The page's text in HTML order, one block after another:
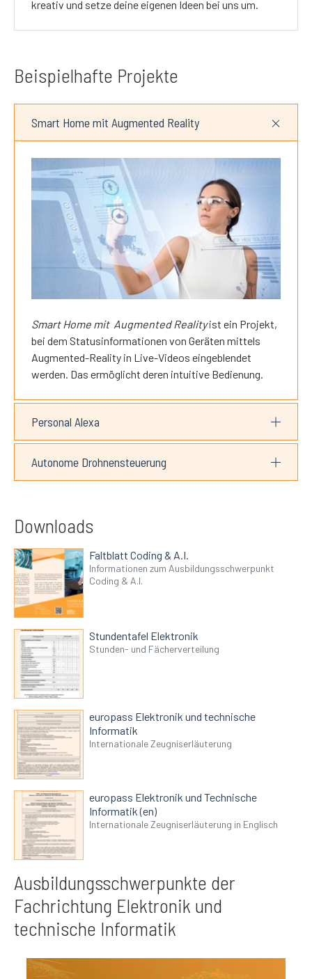
kreativ und setze deine eigenen Ideen bei uns um.
Beispielhafte Projekte
Smart Home mit Augmented Reality
Smart Home mit Augmented Realityist ein Projekt,
bei dem Statusinformationen von Geräten mittels
Augmented-Reality in Live-Videos eingeblendet
werden. Das ermöglicht deren intuitive Bedienung.
Personal Alexa
Autonome Drohnensteuerung
Downloads
Faltblatt Coding & A.I.
Informationen zum Ausbildungsschwerpunkt
Coding & A.I.
Stundentafel Elektronik
Stunden- und Fächerverteilung
europass Elektronik und technische
Informatik
Internationale Zeugniserläuterung
europass Elektronik und Technische
Informatik (en)
Internationale Zeugniserläuterung in Englisch
Ausbildungsschwerpunkte der
Fachrichtung Elektronik und
technische Informatik